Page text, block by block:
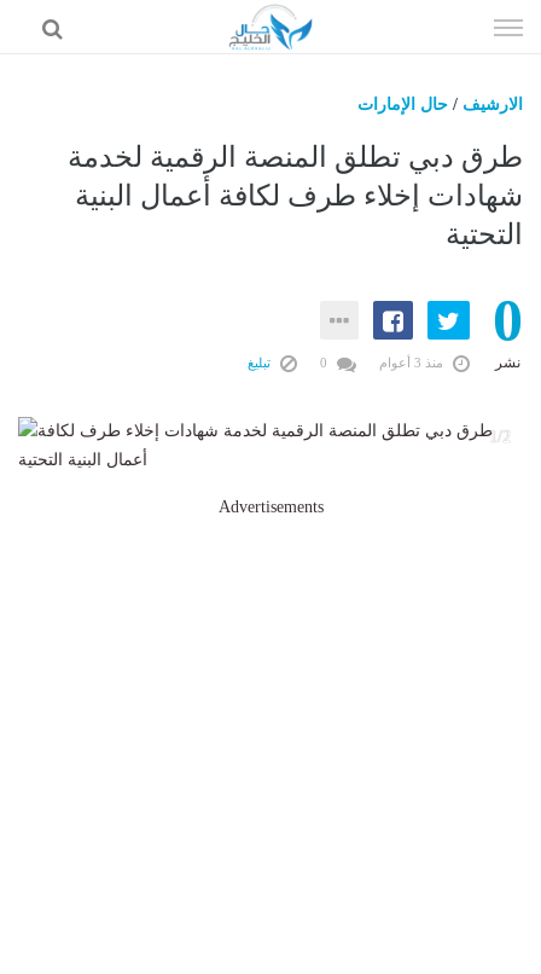
الى
الارشيف / حال الإمارات
طرق دبي تطلق المنصة الرقمية لخدمة
شهادات إخلاء طرف لكافة أعمال البنية
التحتية
0
نشر منذ 3 أعوام تبليغ
1/2
Advertisements
حال السعودية
حال الإمارات